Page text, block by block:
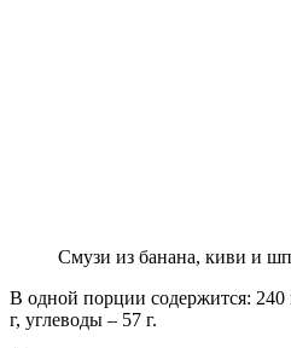
Смузи из банана, киви и
В одной порции содержится: 240
г, углеводы – 57 г.